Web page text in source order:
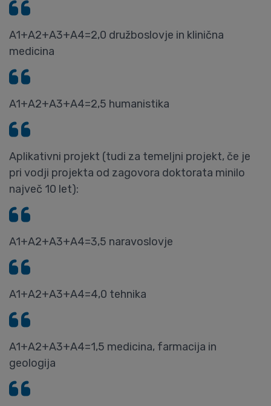
A1+A2+A3+A4=2,0 družboslovje in klinična
medicina
A1+A2+A3+A4=2,5 humanistika
Aplikativni projekt (tudi za temeljni projekt, če je
pri vodji projekta od zagovora doktorata minilo
največ 10 let):
A1+A2+A3+A4=3,5 naravoslovje
A1+A2+A3+A4=4,0 tehnika
A1+A2+A3+A4=1,5 medicina, farmacija in
geologija